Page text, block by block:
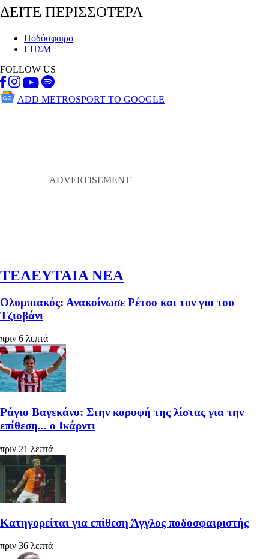
ΔΕΙΤΕ ΠΕΡΙΣΣΟΤΕΡΑ
Ποδόσφαιρο
ΕΠΣΜ
FOLLOW US
ADD METROSPORT TO GOOGLE
ΤΕΛΕΥΤΑΙΑ ΝΕΑ
Ολυμπιακός: Ανακοίνωσε Ρέτσο και τον γιο του
Τζιοβάνι
πριν 6 λεπτά
Ράγιο Βαγεκάνο: Στην κορυφή της λίστας για την
επίθεση... ο Ικάρντι
πριν 21 λεπτά
Κατηγορείται για επίθεση Άγγλος ποδοσφαιριστής
πριν 36 λεπτά